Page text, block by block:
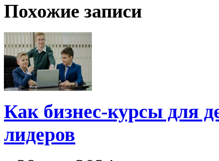
Похожие записи
Как бизнес-курсы для
лидеров